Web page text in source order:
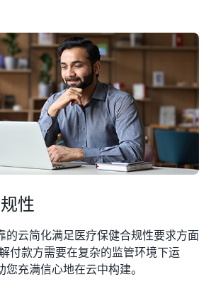
立联系。
性
的云简化满足医疗保健合规性要求方面
付款方需要在复杂的监管环境下运
充满信心地在云中构建。